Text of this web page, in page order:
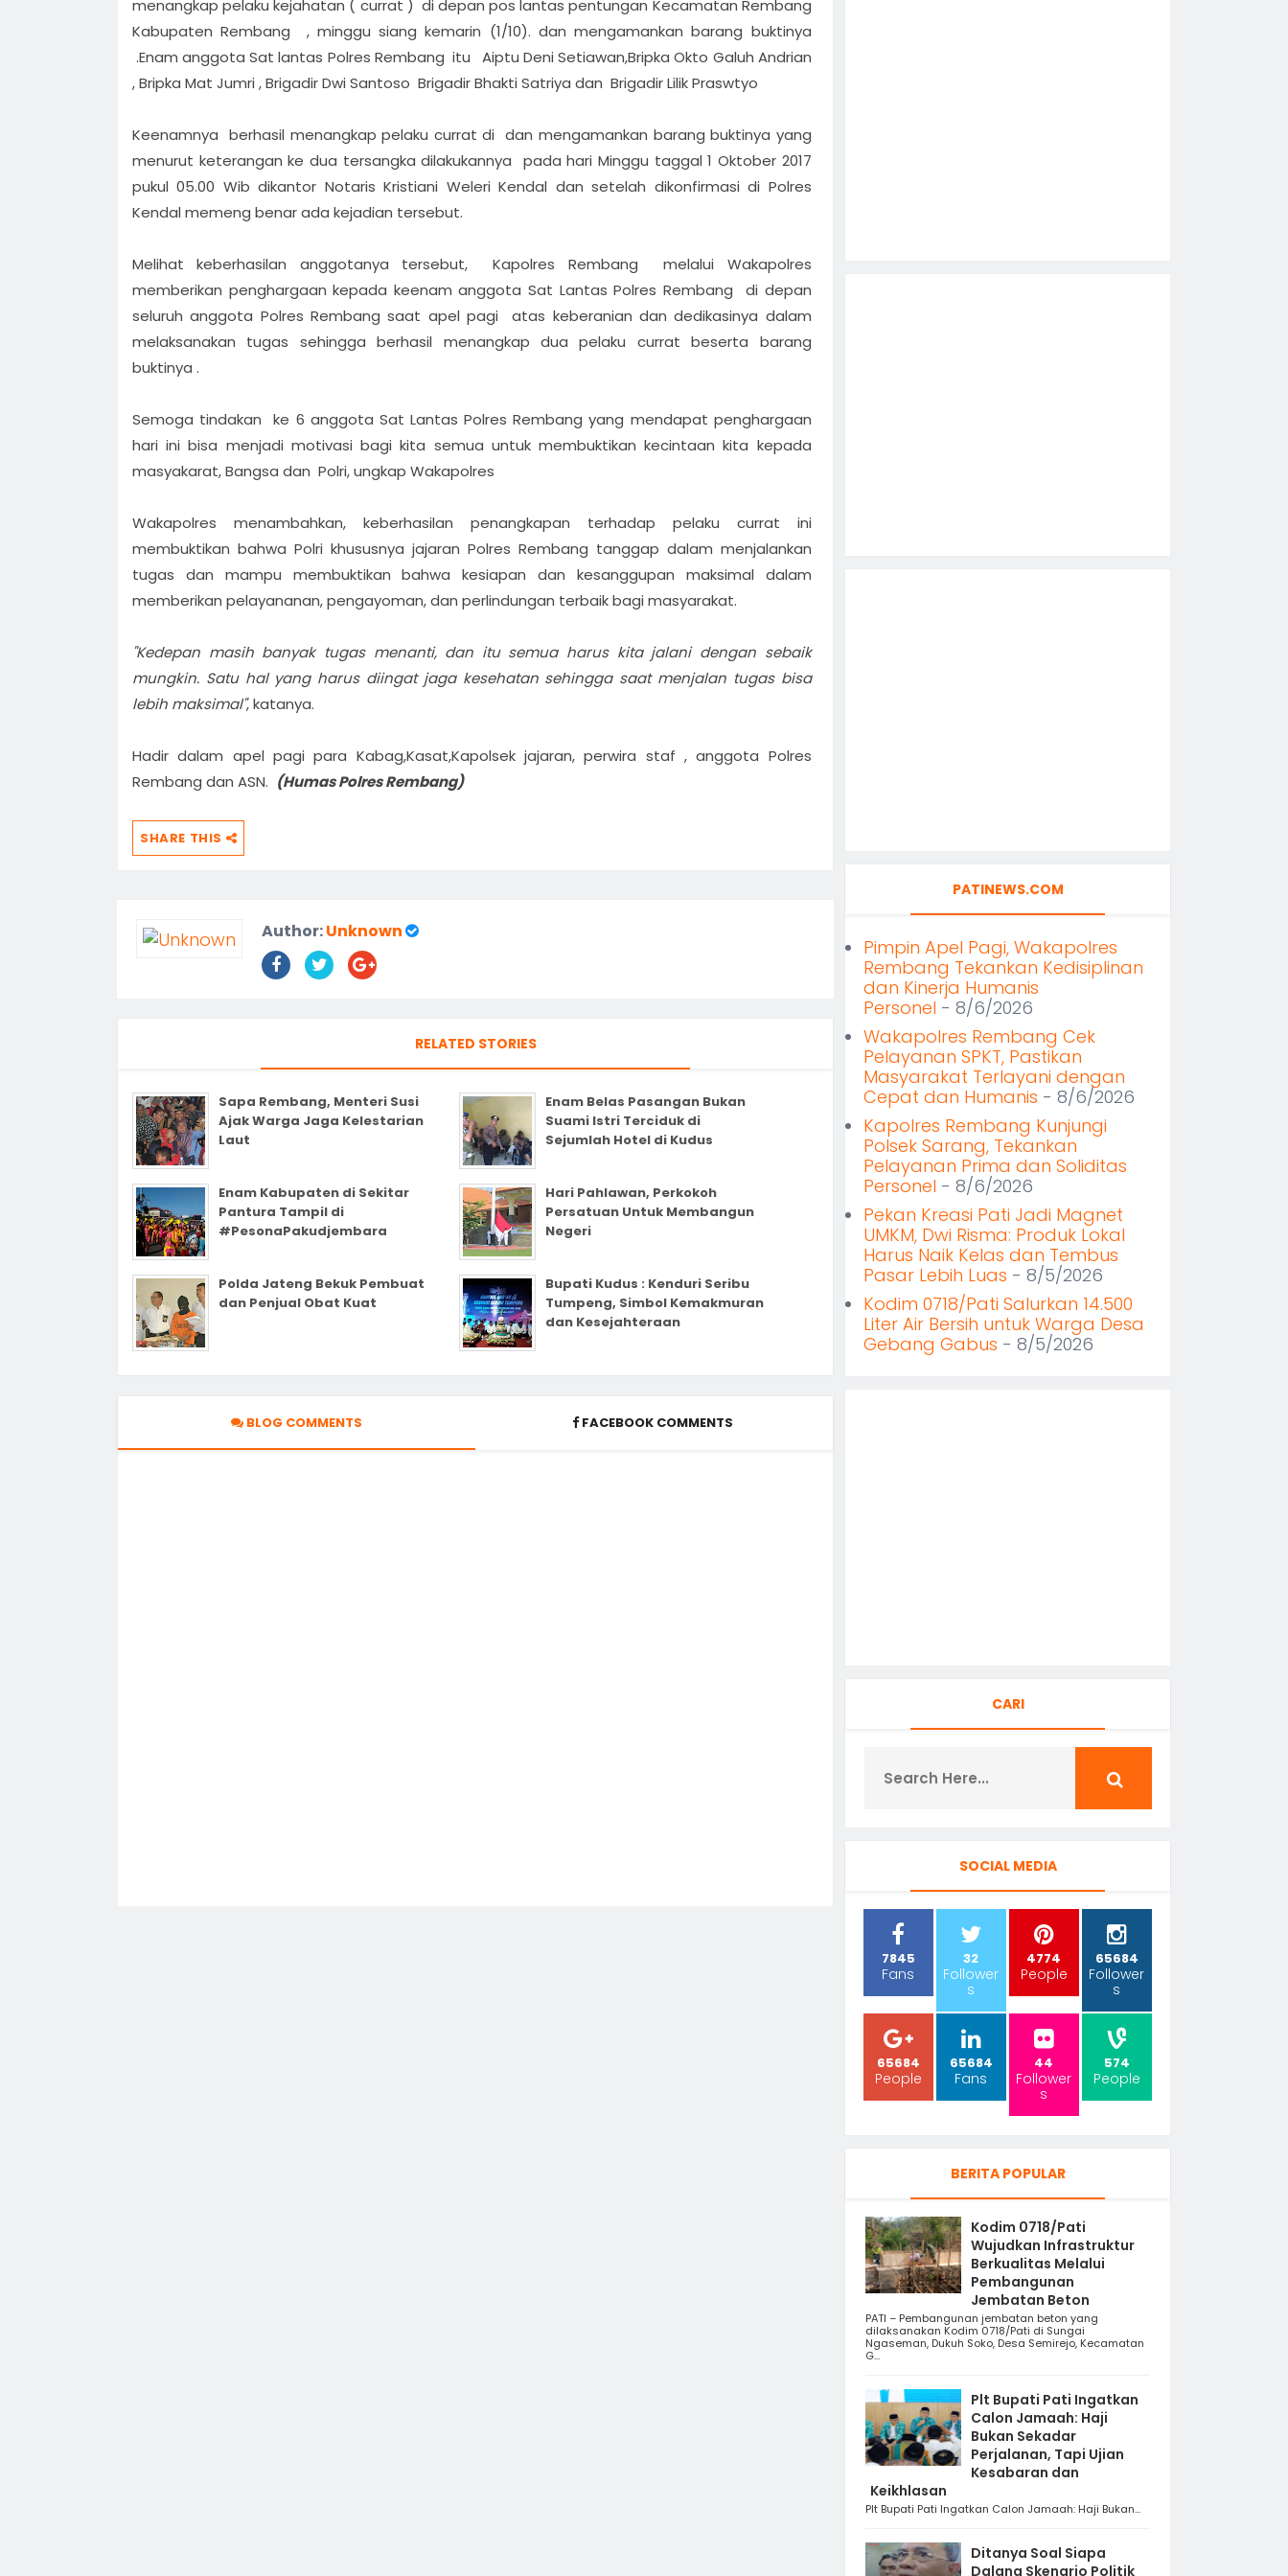
menangkap pelaku kejahatan ( currat ) di depan pos lantas pentungan Kecamatan Rembang
Kabupaten Rembang , minggu siang kemarin (1/10). dan mengamankan barang buktinya
.Enam anggota Sat lantas Polres Rembang itu Aiptu Deni Setiawan,Bripka Okto Galuh Andrian
, Bripka Mat Jumri , Brigadir Dwi Santoso Brigadir Bhakti Satriya dan Brigadir Lilik Praswtyo
Keenamnya berhasil menangkap pelaku currat di dan mengamankan barang buktinya yang
menurut keterangan ke dua tersangka dilakukannya pada hari Minggu taggal 1 Oktober 2017
pukul 05.00 Wib dikantor Notaris Kristiani Weleri Kendal dan setelah dikonfirmasi di Polres
Kendal memeng benar ada kejadian tersebut.
Melihat keberhasilan anggotanya tersebut, Kapolres Rembang melalui Wakapolres
memberikan penghargaan kepada keenam anggota Sat Lantas Polres Rembang di depan
seluruh anggota Polres Rembang saat apel pagi atas keberanian dan dedikasinya dalam
melaksanakan tugas sehingga berhasil menangkap dua pelaku currat beserta barang
buktinya .
Semoga tindakan ke 6 anggota Sat Lantas Polres Rembang yang mendapat penghargaan
hari ini bisa menjadi motivasi bagi kita semua untuk membuktikan kecintaan kita kepada
masyakarat, Bangsa dan Polri, ungkap Wakapolres
Wakapolres menambahkan, keberhasilan penangkapan terhadap pelaku currat ini
membuktikan bahwa Polri khususnya jajaran Polres Rembang tanggap dalam menjalankan
tugas dan mampu membuktikan bahwa kesiapan dan kesanggupan maksimal dalam
memberikan pelayananan, pengayoman, dan perlindungan terbaik bagi masyarakat.
"Kedepan masih banyak tugas menanti, dan itu semua harus kita jalani dengan sebaik
mungkin. Satu hal yang harus diingat jaga kesehatan sehingga saat menjalan tugas bisa
lebih maksimal", katanya.
Hadir dalam apel pagi para Kabag,Kasat,Kapolsek jajaran, perwira staf , anggota Polres
Rembang dan ASN. (Humas Polres Rembang)
SHARE THIS
Author:Unknown
RELATED STORIES
Sapa Rembang, Menteri Susi
Ajak Warga Jaga Kelestarian
Laut
Enam Belas Pasangan Bukan
Suami Istri Terciduk di
Sejumlah Hotel di Kudus
Enam Kabupaten di Sekitar
Pantura Tampil di
#PesonaPakudjembara
Hari Pahlawan, Perkokoh
Persatuan Untuk Membangun
Negeri
Polda Jateng Bekuk Pembuat
dan Penjual Obat Kuat
Bupati Kudus : Kenduri Seribu
Tumpeng, Simbol Kemakmuran
dan Kesejahteraan
BLOG COMMENTS FACEBOOK COMMENTS
PATINEWS.COM
Pimpin Apel Pagi, Wakapolres
Rembang Tekankan Kedisiplinan
dan Kinerja Humanis
Personel - 8/6/2026
Wakapolres Rembang Cek
Pelayanan SPKT, Pastikan
Masyarakat Terlayani dengan
Cepat dan Humanis - 8/6/2026
Kapolres Rembang Kunjungi
Polsek Sarang, Tekankan
Pelayanan Prima dan Soliditas
Personel - 8/6/2026
Pekan Kreasi Pati Jadi Magnet
UMKM, Dwi Risma: Produk Lokal
Harus Naik Kelas dan Tembus
Pasar Lebih Luas - 8/5/2026
Kodim 0718/Pati Salurkan 14.500
Liter Air Bersih untuk Warga Desa
Gebang Gabus - 8/5/2026
CARI
SOCIAL MEDIA
7845
Fans
32
Follower
s
4774
People
65684
Follower
s
65684
People
65684
Fans
44
Follower
s
574
People
BERITA POPULAR
Kodim 0718/Pati
Wujudkan Infrastruktur
Berkualitas Melalui
Pembangunan
Jembatan Beton
PATI – Pembangunan jembatan beton yang
dilaksanakan Kodim 0718/Pati di Sungai
Ngaseman, Dukuh Soko, Desa Semirejo, Kecamatan
G...
Plt Bupati Pati Ingatkan
Calon Jamaah: Haji
Bukan Sekadar
Perjalanan, Tapi Ujian
Kesabaran dan
Keikhlasan
Plt Bupati Pati Ingatkan Calon Jamaah: Haji Bukan...
Ditanya Soal Siapa
Dalang Skenario Politik